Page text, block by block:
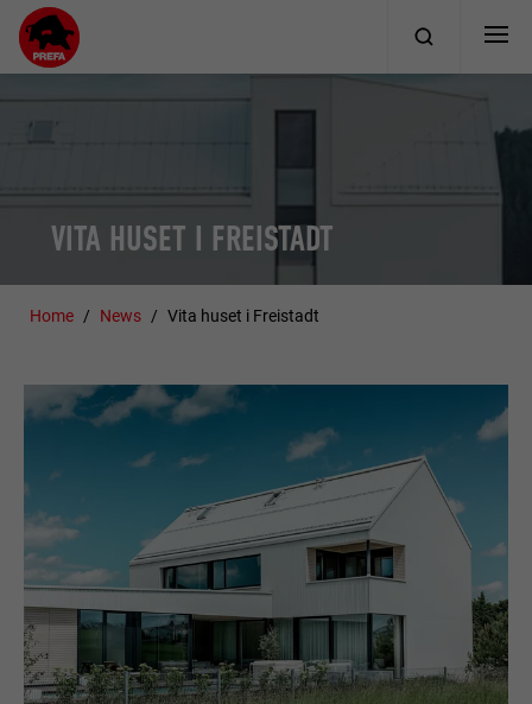
VITA HUSET I FREISTADT
Home News Vita huset i Freistadt